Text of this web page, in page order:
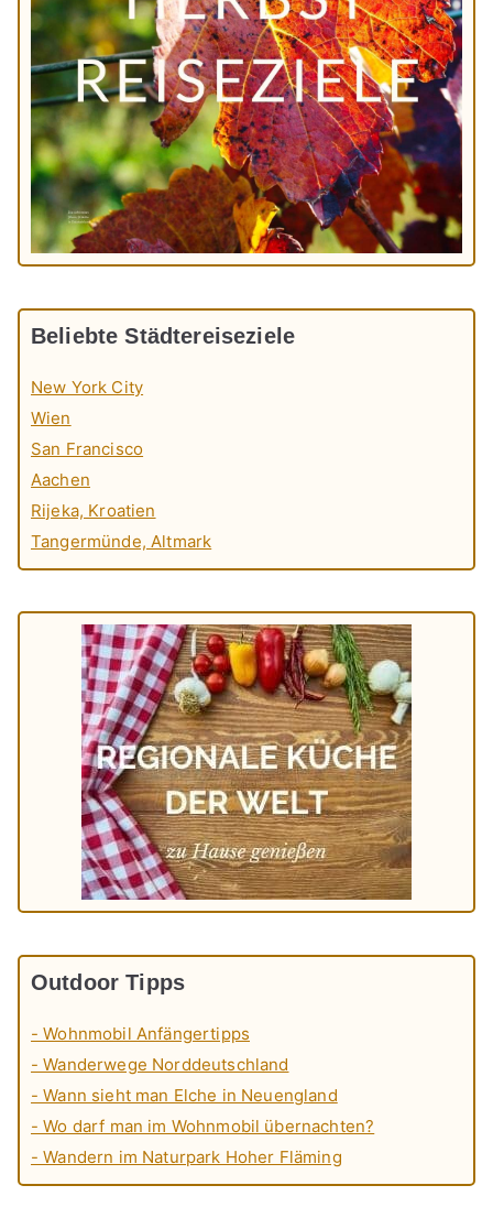
Beliebte Städtereiseziele
New York City
Wien
San Francisco
Aachen
Rijeka, Kroatien
Tangermünde, Altmark
Outdoor Tipps
- Wohnmobil Anfängertipps
- Wanderwege Norddeutschland
- Wann sieht man Elche in Neuengland
- Wo darf man im Wohnmobil übernachten?
- Wandern im Naturpark Hoher Fläming